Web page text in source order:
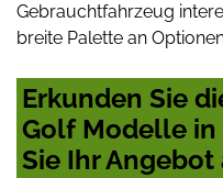
Gebrauchtfahrzeug
breite Palette an
Erkunden Sie
Golf Modelle
Sie Ihr Angebot